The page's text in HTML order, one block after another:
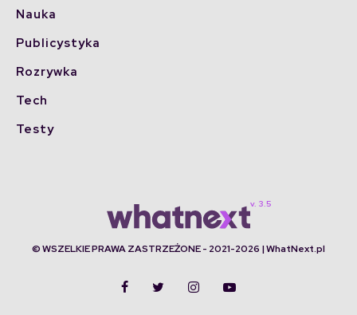
Nauka
Publicystyka
Rozrywka
Tech
Testy
© WSZELKIE PRAWA ZASTRZEŻONE - 2021-2026 | WhatNext.pl